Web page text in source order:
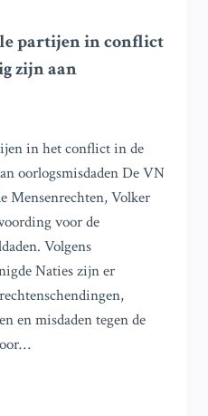
partijen in conflict
zijn aan
in het conflict in de
oorlogsmisdaden De VN
Mensenrechten, Volker
voor de
Volgens
Naties zijn er
en misdaden tegen de